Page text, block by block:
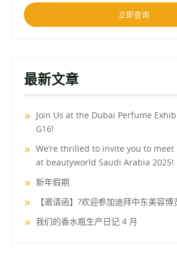
立即查询
最新文章
Join Us at the Dubai Perfume
G16!
We’re thrilled to invite you to meet
at beautyworld Saudi Arabia 2025!
新年假期
【邀请函】?欢迎参加迪拜中东美容博
我们的香水瓶生产日记 4 月